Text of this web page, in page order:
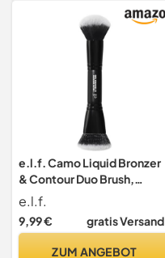
e.l.f. Camo Liquid Bronzer
& Contour Duo Brush,
Doppelseitige Gesichts-
Make-up-Pinsel, Für einen
Definierten Sun-Kissed
e.l.f.
9,99 € gratis Versand
ZUM ANGEBOT